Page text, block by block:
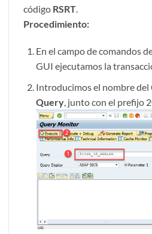
código RSRT
Procedimiento:
En el campo de comandos
GUI ejecutamos la
Introducimos el nombre del
Query, junto con el prefijo